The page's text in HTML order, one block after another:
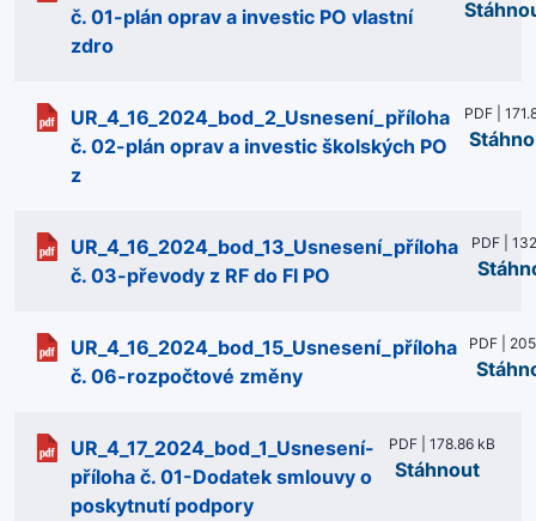
č. 01-plán oprav a investic PO vlastní
zdro
UR_4_16_2024_bod_2_Usnesení_příloha
č. 02-plán oprav a investic školských PO
z
PDF |
UR_4_16_2024_bod_13_Usnesení_příloha
č. 03-převody z RF do FI PO
PDF |
UR_4_16_2024_bod_15_Usnesení_příloha
č. 06-rozpočtové změny
PDF |
UR_4_17_2024_bod_1_Usnesení-
příloha č. 01-Dodatek smlouvy o
poskytnutí podpory
PDF | 178.86 kB
Stáhnout